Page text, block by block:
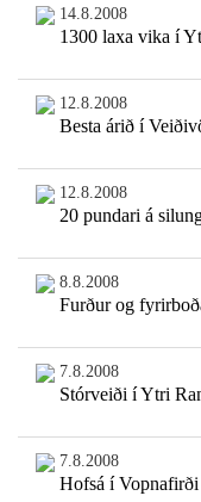
14.8.2008
1300 laxa vika í
12.8.2008
Besta árið í
12.8.2008
20 pundari á
8.8.2008
Furður og
7.8.2008
Stórveiði í Ytri
7.8.2008
Hofsá í